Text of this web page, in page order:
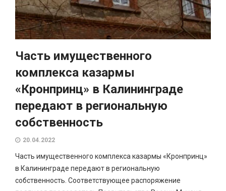
Часть имущественного
комплекса казармы
«Кронпринц» в Калининграде
передают в региональную
собственность
20.04.2022
Часть имущественного комплекса казармы «Кронпринц»
в Калининграде передают в региональную
собственность. Соответствующее распоряжение